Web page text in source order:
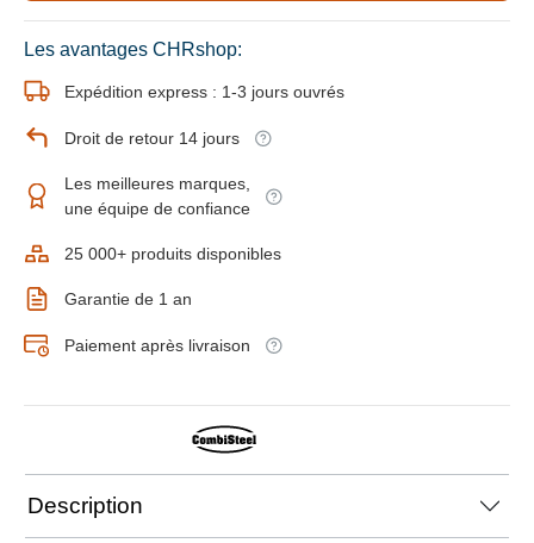
Les avantages CHRshop:
Expédition express : 1-3 jours ouvrés
Droit de retour 14 jours
Les meilleures marques,
une équipe de confiance
25 000+ produits disponibles
Garantie de 1 an
Paiement après livraison
Description